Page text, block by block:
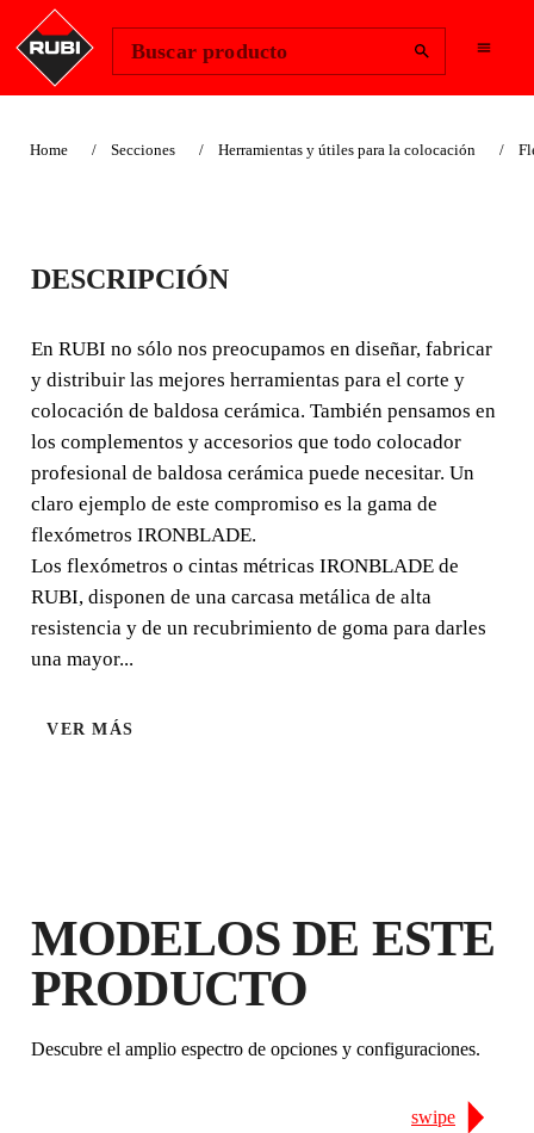
Buscar producto
Home Secciones Herramientas y útiles para la colocación
FLEXÓMETROS
IRONBLADE
En RUBI no sólo nos preocupamos en diseñar, fabricar y
distribuir las mejores herramientas para el corte y
colocación de baldosa cerámica. También pensamos en
los complementos y accesorios que todo colocador
profesional de baldosa cerámica puede necesitar.
EXTENDIDA EN PRODUCTOS
ELEGIBLES
DESCRIPCIÓN
En RUBI no sólo nos preocupamos en diseñar, fabricar
y distribuir las mejores herramientas para el corte y
colocación de baldosa cerámica. También pensamos en
los complementos y accesorios que todo colocador
profesional de baldosa cerámica puede necesitar. Un
claro ejemplo de este compromiso es la gama de
flexómetros IRONBLADE.
Los flexómetros o cintas métricas IRONBLADE de
RUBI, disponen de una carcasa metálica de alta
resistencia y de un recubrimiento de goma para darles
una mayor...
VER MÁS
MODELOS DE ESTE
PRODUCTO
Descubre el amplio espectro de opciones y configuraciones.
swipe